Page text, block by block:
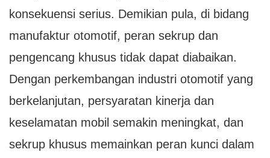
konsekuensi serius. Demikian pula, di bidang
manufaktur otomotif, peran sekrup dan
pengencang khusus tidak dapat diabaikan.
Dengan perkembangan industri otomotif yang
berkelanjutan, persyaratan kinerja dan
keselamatan mobil semakin meningkat, dan
sekrup khusus memainkan peran kunci dalam